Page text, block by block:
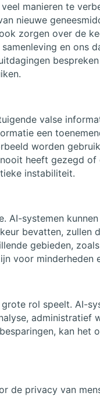
manieren te
nieuwe
zorgen over de
en ons
valse
een
worden
heeft gezegd of
instabiliteit.
AI-systemen
bevatten, zullen
gebieden,
voor minderheden
rol speelt. AI-
kan het
de privacy van